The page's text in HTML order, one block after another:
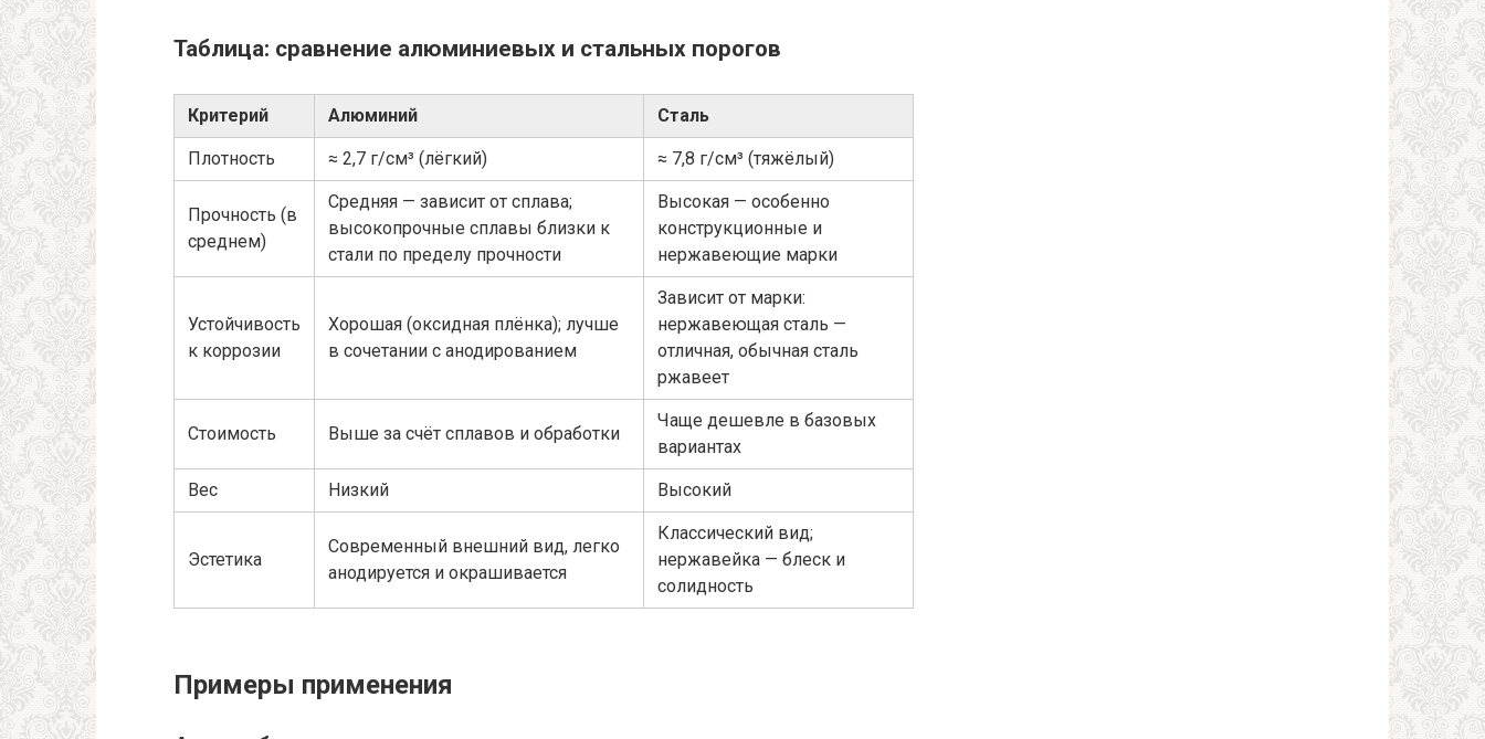
Таблица: сравнение алюминиевых и стальных порогов
Критерий Алюминий Сталь
Плотность ≈ 2,7 г/см³ (лёгкий) ≈ 7,8 г/см³ (тяжёлый)
Прочность (в
среднем)
Средняя — зависит от сплава;
высокопрочные сплавы близки к
стали по пределу прочности
Высокая — особенно
конструкционные и
нержавеющие марки
Устойчивость
к коррозии
Хорошая (оксидная плёнка); лучше
в сочетании с анодированием
Зависит от марки:
нержавеющая сталь —
отличная, обычная сталь
ржавеет
Стоимость Выше за счёт сплавов и обработки
Чаще дешевле в базовых
вариантах
Вес Низкий Высокий
Эстетика
Современный внешний вид, легко
анодируется и окрашивается
Классический вид;
нержавейка — блеск и
солидность
Примеры применения